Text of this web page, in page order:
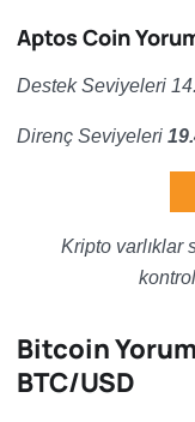
Aptos Coin
Destek Seviyeleri
Direnç Seviyeleri
Kripto varlıklar
Bitcoin
BTC/USD